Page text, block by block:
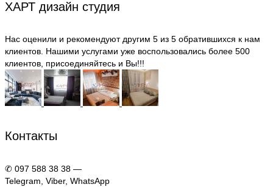
ХАРТ дизайн студия
Нас оценили и рекомендуют другим 5 из 5 обратившихся к нам
клиентов. Нашими услугами уже воспользовались более 500
клиентов, присоединяйтесь и Вы!!!
Контакты
✆ 097 588 38 38 —
Telegram, Viber, WhatsApp